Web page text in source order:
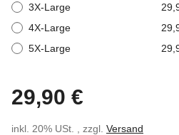
3X-Large
4X-Large
5X-Large
29,90 €
inkl. 20% USt. , zzgl. Versand